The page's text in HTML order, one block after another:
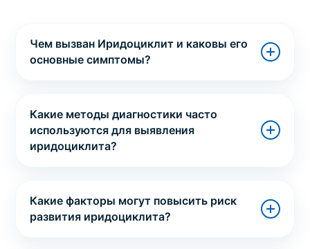
Чем вызван Иридоциклит и каковы его
основные симптомы?
Какие методы диагностики часто
используются для выявления
иридоциклита?
Какие факторы могут повысить риск
развития иридоциклита?